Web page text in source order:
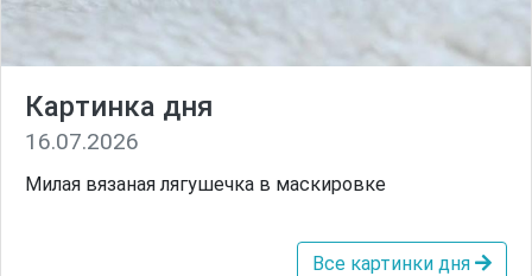
Картинка дня
16.07.2026
Милая вязаная лягушечка в маскировке
Все картинки дня